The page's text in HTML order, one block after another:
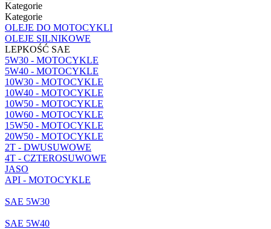
Kategorie
Kategorie
OLEJE DO MOTOCYKLI
OLEJE SILNIKOWE
LEPKOŚĆ SAE
5W30 - MOTOCYKLE
5W40 - MOTOCYKLE
10W30 - MOTOCYKLE
10W40 - MOTOCYKLE
10W50 - MOTOCYKLE
10W60 - MOTOCYKLE
15W50 - MOTOCYKLE
20W50 - MOTOCYKLE
2T - DWUSUWOWE
4T - CZTEROSUWOWE
JASO
API - MOTOCYKLE
SAE 5W30
SAE 5W40